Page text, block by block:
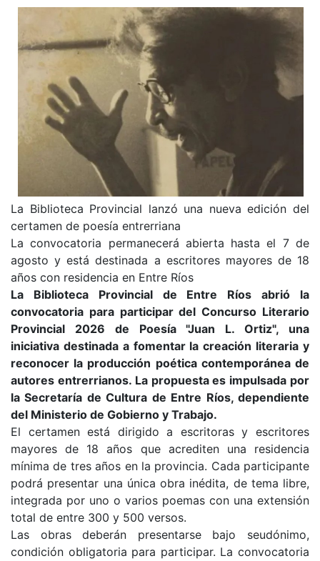
La Biblioteca Provincial lanzó una nueva edición del
certamen de poesía entrerriana
La convocatoria permanecerá abierta hasta el 7 de
agosto y está destinada a escritores mayores de 18
años con residencia en Entre Ríos
La Biblioteca Provincial de Entre Ríos abrió la
convocatoria para participar del Concurso Literario
Provincial 2026 de Poesía "Juan L. Ortiz", una
iniciativa destinada a fomentar la creación literaria y
reconocer la producción poética contemporánea de
autores entrerrianos. La propuesta es impulsada por
la Secretaría de Cultura de Entre Ríos, dependiente
del Ministerio de Gobierno y Trabajo.
El certamen está dirigido a escritoras y escritores
mayores de 18 años que acrediten una residencia
mínima de tres años en la provincia. Cada participante
podrá presentar una única obra inédita, de tema libre,
integrada por uno o varios poemas con una extensión
total de entre 300 y 500 versos.
Las obras deberán presentarse bajo seudónimo,
condición obligatoria para participar. La convocatoria